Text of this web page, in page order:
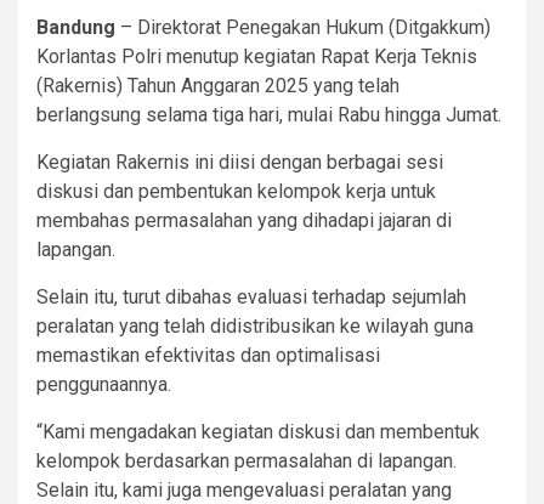
Bandung – Direktorat Penegakan Hukum (Ditgakkum)
Korlantas Polri menutup kegiatan Rapat Kerja Teknis
(Rakernis) Tahun Anggaran 2025 yang telah
berlangsung selama tiga hari, mulai Rabu hingga Jumat.
Kegiatan Rakernis ini diisi dengan berbagai sesi
diskusi dan pembentukan kelompok kerja untuk
membahas permasalahan yang dihadapi jajaran di
lapangan.
Selain itu, turut dibahas evaluasi terhadap sejumlah
peralatan yang telah didistribusikan ke wilayah guna
memastikan efektivitas dan optimalisasi
penggunaannya.
“Kami mengadakan kegiatan diskusi dan membentuk
kelompok berdasarkan permasalahan di lapangan.
Selain itu, kami juga mengevaluasi peralatan yang